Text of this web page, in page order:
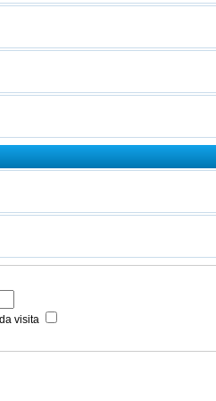
visita